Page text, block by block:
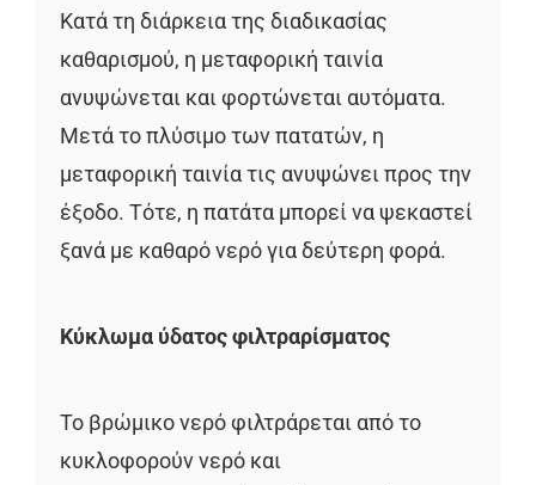
Κατά τη διάρκεια της διαδικασίας
καθαρισμού, η μεταφορική ταινία
ανυψώνεται και φορτώνεται αυτόματα.
Μετά το πλύσιμο των πατατών, η
μεταφορική ταινία τις ανυψώνει προς την
έξοδο. Τότε, η πατάτα μπορεί να ψεκαστεί
ξανά με καθαρό νερό για δεύτερη φορά.
Κύκλωμα ύδατος φιλτραρίσματος
Το βρώμικο νερό φιλτράρεται από το
κυκλοφορούν νερό και